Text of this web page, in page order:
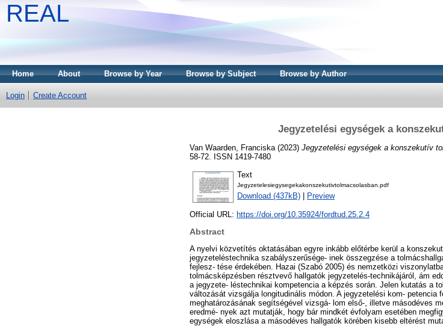
REAL
Home About Browse by Year Browse by Subject Browse by Author
Login Create Account
Jegyzetelési egységek a
Van Waarden, Franciska (2023) Jegyzetelési egységek a konszekutív
58-72. ISSN 1419-7480
Text
Jegyzetelesiegysegekakonszekutivtolmacsolasban.pdf
Download (437kB) Preview
Official URL: https://doi.org/10.35924/fordtud.25.2.4
Abstract
A nyelvi közvetítés oktatásában egyre inkább előtérbe kerül a
jegyzeteléstechnika szabályszerűsége- inek összegzése a
fejlesz- tése érdekében. Hazai (Szabó 2005) és nemzetközi
tolmácsképzésben résztvevő hallgatók jegyzetelés-technikájáról, ám
a jegyzete- léstechnikai kompetencia a képzés során. Jelen kutatás a
változását vizsgálja longitudinális módon. A jegyzetelési kom- petencia
meghatározásának segítségével vizsgá- lom első-, illetve másodéves
eredmé- nyek azt mutatják, hogy bár mindkét évfolyam esetében
egységek eloszlása a másodéves hallgatók körében kisebb eltérést